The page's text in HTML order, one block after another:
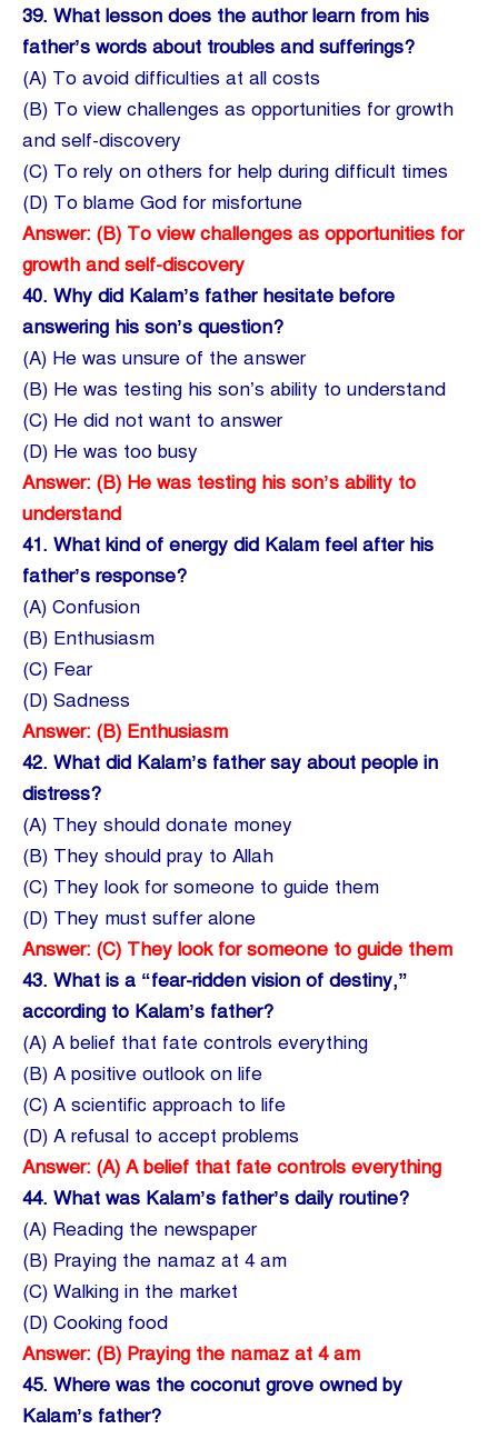
39. What lesson does the author learn from his
father’s words about troubles and sufferings?
(A) To avoid difficulties at all costs
(B) To view challenges as opportunities for growth
and self-discovery
(C) To rely on others for help during difficult times
(D) To blame God for misfortune
Answer: (B) To view challenges as opportunities for
growth and self-discovery
40. Why did Kalam’s father hesitate before
answering his son’s question?
(A) He was unsure of the answer
(B) He was testing his son’s ability to understand
(C) He did not want to answer
(D) He was too busy
Answer: (B) He was testing his son’s ability to
understand
41. What kind of energy did Kalam feel after his
father’s response?
(A) Confusion
(B) Enthusiasm
(C) Fear
(D) Sadness
Answer: (B) Enthusiasm
42. What did Kalam’s father say about people in
distress?
(A) They should donate money
(B) They should pray to Allah
(C) They look for someone to guide them
(D) They must suffer alone
Answer: (C) They look for someone to guide them
43. What is a “fear-ridden vision of destiny,”
according to Kalam’s father?
(A) A belief that fate controls everything
(B) A positive outlook on life
(C) A scientific approach to life
(D) A refusal to accept problems
Answer: (A) A belief that fate controls everything
44. What was Kalam’s father’s daily routine?
(A) Reading the newspaper
(B) Praying the namaz at 4 am
(C) Walking in the market
(D) Cooking food
Answer: (B) Praying the namaz at 4 am
45. Where was the coconut grove owned by
Kalam’s father?